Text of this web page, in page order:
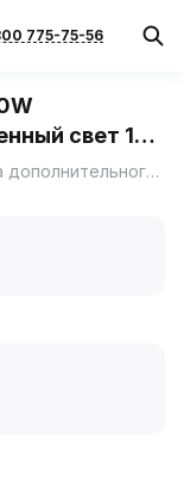
775-75-56
свет 10-
Профессиональная светодиодная фара дополнительного освещения с направленным световым потоком.